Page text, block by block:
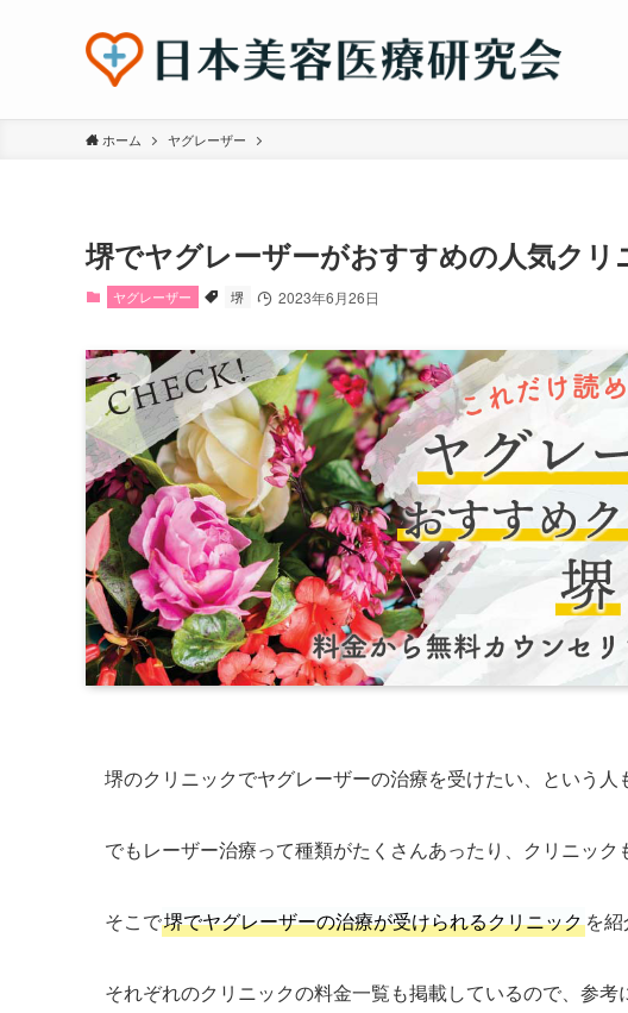
ホーム ヤグレーザー
堺でヤグレーザーがおすすめの人気クリ
ヤグレーザー 堺 2023年6月26日
堺のクリニックでヤグレーザーの治療を受けたい、という人
でもレーザー治療って種類がたくさんあったり、クリニック
そこで堺でヤグレーザーの治療が受けられるクリニックを紹
それぞれのクリニックの料金一覧も掲載しているので、参